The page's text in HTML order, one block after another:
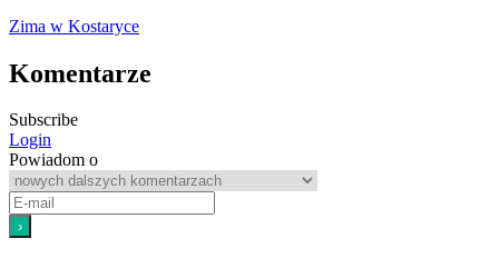
Zima w Kostaryce
Komentarze
Subscribe
Login
Powiadom o